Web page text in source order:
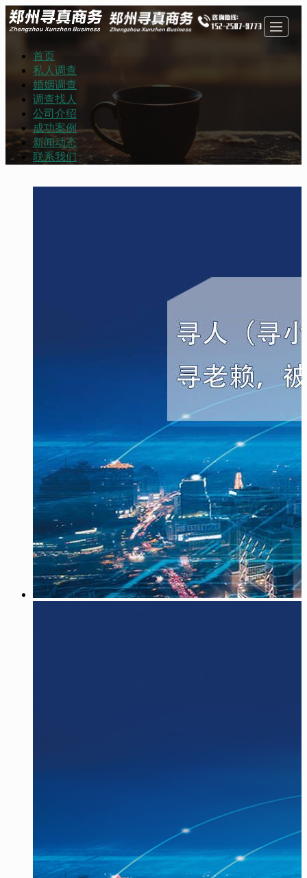
首页
成功案例 新闻动态
首页
私人调查
婚姻调查
调查找人
公司介绍
成功案例
新闻动态
联系我们